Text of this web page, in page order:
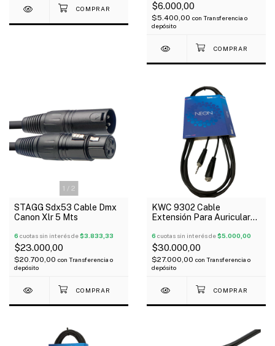
$6.000,00
$5.400,00 con Transferencia o
depósito
1 / 2
STAGG Sdx53 Cable Dmx
Canon Xlr 5 Mts
6 cuotas sin interés de$3.833,33
$23.000,00
$20.700,00 con Transferencia o
depósito
KWC 9302 Cable
Extensión Para Auriculares
6 cuotas sin interés de$5.000,00
$30.000,00
$27.000,00 con Transferencia o
depósito